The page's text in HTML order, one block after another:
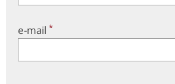
e-mail *